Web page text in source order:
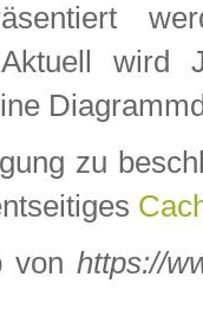
wird
zu
von https://